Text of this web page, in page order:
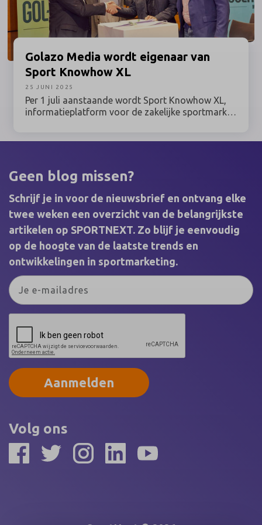
duidelijk al voor op de nieuwe marktkansen die
daardoor ontstaan. Tijdens het ‘Sports in USA
Event’ op 11 juni, in innovatiehub De Titaan in Den
internationale ambitie zich bijpraten over de
mogelijkheden om aan te haken.
Golazo Media wordt eigenaar van
Sport Knowhow XL
Per 1 juli aanstaande wordt Sport Knowhow XL,
informatieplatform voor de zakelijke sportmarkt,
25 JUNI 2025
Geen blog missen?
Schrijf je in voor de nieuwsbrief en ontvang elke
twee weken een overzicht van de belangrijkste
artikelen op SPORTNEXT. Zo blijf je eenvoudig
op de hoogte van de laatste trends en
ontwikkelingen in sportmarketing.
Aanmelden
Volg ons